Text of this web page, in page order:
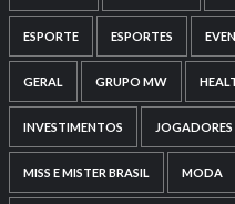
ESPORTE ESPORTES
GERAL GRUPO MW
INVESTIMENTOS JOGADORES
MISS E MISTER BRASIL MODA